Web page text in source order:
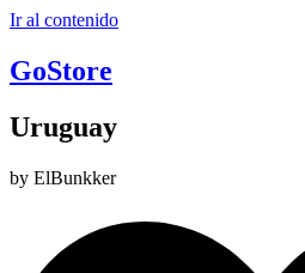
Ir al contenido
GoStore
Uruguay
by ElBunkker